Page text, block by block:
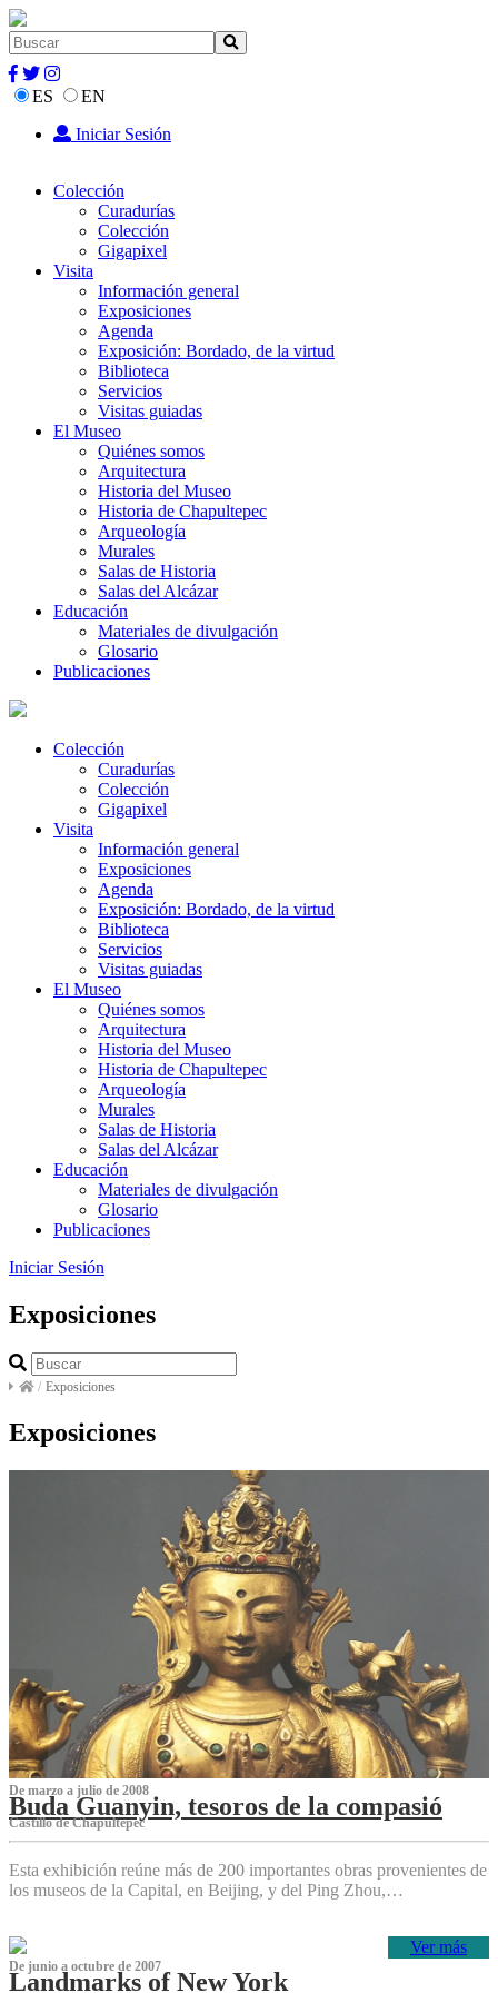
ES
EN
Iniciar Sesión
Colección
Curadurías
Colección
Gigapixel
Visita
Información general
Exposiciones
Agenda
Exposición: Bordado, de la virtud
Biblioteca
Servicios
Visitas guiadas
El Museo
Quiénes somos
Arquitectura
Historia del Museo
Historia de Chapultepec
Arqueología
Murales
Salas de Historia
Salas del Alcázar
Educación
Materiales de divulgación
Glosario
Publicaciones
Colección
Curadurías
Colección
Gigapixel
Visita
Información general
Exposiciones
Agenda
Exposición: Bordado, de la virtud
Biblioteca
Servicios
Visitas guiadas
El Museo
Quiénes somos
Arquitectura
Historia del Museo
Historia de Chapultepec
Arqueología
Murales
Salas de Historia
Salas del Alcázar
Educación
Materiales de divulgación
Glosario
Publicaciones
Iniciar Sesión
Exposiciones
/ Exposiciones
Exposiciones
De marzo a julio de 2008
Buda Guanyin, tesoros de la compasió
Castillo de Chapultepec
Esta exhibición reúne más de 200 importantes obras provenientes de
los museos de la Capital, en Beijing, y del Ping Zhou,…
Ver más
De junio a octubre de 2007
Landmarks of New York